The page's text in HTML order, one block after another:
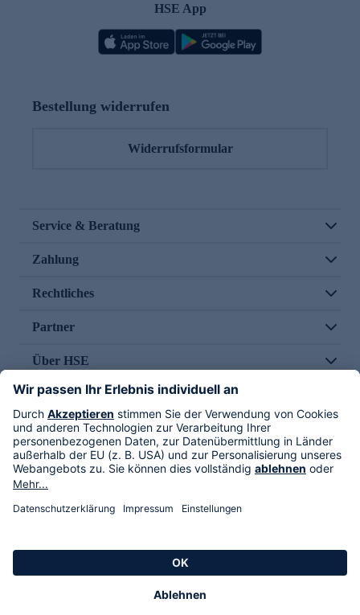
HSE App
Bestellung widerrufen
Widerrufsformular
Service & Beratung
Zahlung
Rechtliches
Partner
Über HSE
Im TV
HSE International